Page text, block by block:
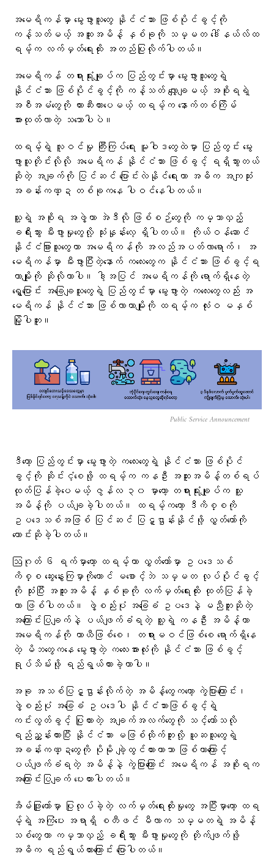
အမေရိကန်မှာ မွေးဖွားသူတွေ နိုင်ငံသား ဖြစ်ပိုင်ခွင့်ကို
ကန့်သတ်မယ့် အထူးအမိန့် နှစ်ခုကို သမ္မတ ဒေါ်နယ်လ်ထ
ရမ့်က လက်မှတ်ရေးထိုး အတည်ပြုလိုက်ပါတယ်။
အမေရိကန် တရားရုံးချုပ်က ပြည်တွင်းမှာ မွေးဖွားသူတွေရဲ့
နိုင်ငံသား ဖြစ်ပိုင်ခွင့်ကို ကန့်သတ် လျှော့ချမယ့် အစိုးရရဲ့
အစီအမံတွေကို တားဆီးထားပေမယ့် ထရမ့်က နောက်တစ်ကြိမ်
အားထုတ်လာတဲ့ သဘောပါပဲ။
ထရမ့်ရဲ့ လူဝင်မှု ကြီးကြပ်ရေး မူဝါဒတွေထဲမှာ ပြည်တွင်း မွေး
ဖွားသူတိုင်းလိုလို အမေရိကန် နိုင်ငံသား ဖြစ်ခွင့် ရရှိသွားတယ်
ဆိုတဲ့ အချက်ကို ပြင်ဆင် ပြောင်းလဲနိုင်ရေးဟာ အဓိက အကျဆုံး
အခန်းကဏ္ဍ တစ်ခုကနေ ပါဝင်နေပါတယ်။
သူ့ရဲ့ အစိုးရ အဖွဲ့ဟာ အဲဒီလို ဖြစ်စဉ်တွေကို ကမ္ဘာလှည့်
ခရီးသွား မီးဖွားမှုတွေလို့ သုံးနှုန်းလေ့ ရှိပါတယ်။ ကိုယ်ဝန်ဆောင်
နိုင်ငံခြားသူတွေဟာ အမေရိကန်ကို အလည်အပတ်လာရောက်၊ အ
မေရိကန်မှာ မီးဖွားပြီးတဲ့နောက် ကလေးတွေက နိုင်ငံသား ဖြစ်ခွင့်ရ
တာမျိုးကို ဆိုလိုတာပါ။ ဒါ့အပြင် အမေရိကန်ကို ရောက်ရှိနေတဲ့
ရွှေ့ပြောင်း အခြေချသူတွေရဲ့ ပြည်တွင်းမှာ မွေးဖွားတဲ့ ကလေးတွေလည်း အ
မေရိကန် နိုင်ငံသား ဖြစ်လာတာမျိုးကို ထရမ့်က လုံးဝ မနှစ်
မြို့ပါဘူး။
Public Service Announcement
ဒီတော့ ပြည်တွင်းမှာ မွေးဖွားတဲ့ ကလေးတွေရဲ့ နိုင်ငံသား ဖြစ်ပိုင်
ခွင့်ကို ဆိုင်းငံ့စေဖို့ ထရမ့်က ကနဦး အထူးအမိန့်တစ်ရပ်
ထုတ်ပြန်ခဲ့ပေမယ့် ဇွန်လ ၃၀ မှာတော့ တရားရုံးချုပ်က သူ့
အမိန့်ကို ပယ်ချခဲ့ပါတယ်။ ထရမ့်ကတော့ ဒီကိစ္စကို
ဥပဒေသစ်အဖြစ် ပြင်ဆင် ပြဋ္ဌာန်းနိုင်ဖို့ လွှတ်တော်ကို
တောင်းဆိုခဲ့ပါတယ်။
ဩဂုတ် ၆ ရက်မှာတော့ ထရမ့်ဟာ လွှတ်တော်မှာ ဥပဒေသစ်
ကိစ္စ ဆွေးနွေးကြမှာကိုတောင် မစောင့်ဘဲ သမ္မတ လုပ်ပိုင်ခွင့်
ကို သုံးပြီး အထူးအမိန့် နှစ်ခုကို လက်မှတ်ရေးထိုး ထုတ်ပြန်ခဲ့
တာ ဖြစ်ပါတယ်။ ဖွဲ့စည်းပုံ အခြေခံ ဥပဒေနဲ့ မညီဘူးဆိုတဲ့
အကြောင်းပြချက်နဲ့ ပယ်ဖျက်ခံရတဲ့ သူ့ရဲ့ ကနဦး အမိန့်ဟာ
အမေရိကန်ကို ယာယီဖြစ်စေ၊ တရားမဝင်ဖြစ်စေ ရောက်ရှိနေ
တဲ့ မိဘတွေကနေ မွေးဖွားတဲ့ ကလေးအားလုံးကို နိုင်ငံသား ဖြစ်ခွင့်
ရုပ်သိမ်းဖို့ ရည်ရွယ်ထားခဲ့တာပါ။
အခု အသစ်ပြဋ္ဌာန်းလိုက်တဲ့ အမိန့်တွေကတော့ ကွဲပြားကြောင်း၊
ဖွဲ့စည်းပုံ အခြေခံ ဥပဒေပါ နိုင်ငံသားဖြစ်ခွင့်ရဲ့
ကင်းလွတ်ခွင့် ပြုထားတဲ့ အချက်အလက်တွေကို သင့်တော်သလို
ရည်ညွှန်းထားပြီး နိုင်ငံသား မဖြစ်ထိုက်ဘူးလို့ ယူဆသူတွေရဲ့
အခန်းကဏ္ဍတွေကို ပိုမို ချဲ့ထွင်ထားတာသာ ဖြစ်တာကြောင့်
ပယ်ဖျက်ခံရတဲ့ အမိန့်နဲ့ ကွဲပြားကြောင်း အမေရိကန် အစိုးရက
အကြောင်းပြချက် ပေးထားပါတယ်။
အိမ်ဖြူတော်မှာ ပြုလုပ်ခဲ့တဲ့ လက်မှတ်ရေးထိုးမှုတွေ အပြီးမှာတော့ ထရ
မ့်ရဲ့ အကြံပေး အရာရှိ စတီဖင် မီလာက သမ္မတရဲ့ အမိန့်
သစ်တွေဟာ ကမ္ဘာလှည့် ခရီးသွား မီးဖွားမှုတွေကို တိုက်ဖျက်ဖို့
အဓိက ရည်ရွယ်ထားကြောင်း ပြောပါတယ်။